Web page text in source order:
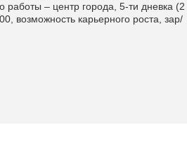
работы – центр города, 5-ти дневка (2
возможность карьерного роста, зар/